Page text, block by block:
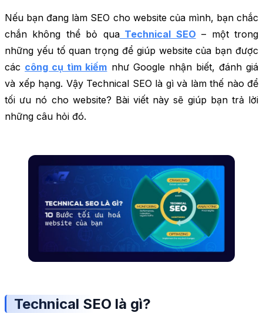
Nếu bạn đang làm SEO cho website của mình, bạn chắc
chắn không thể bỏ quaTechnical SEO – một trong
những yếu tố quan trọng để giúp website của bạn được
các công cụ tìm kiếm như Google nhận biết, đánh giá
và xếp hạng. Vậy Technical SEO là gì và làm thế nào để
tối ưu nó cho website? Bài viết này sẽ giúp bạn trả lời
những câu hỏi đó.
Technical SEO là gì?